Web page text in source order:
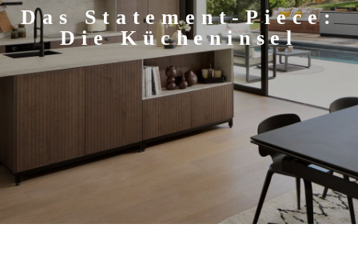
Das Statement-Piece:
Die Kücheninsel